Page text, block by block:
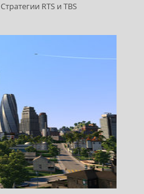
Стратегии RTS и TBS